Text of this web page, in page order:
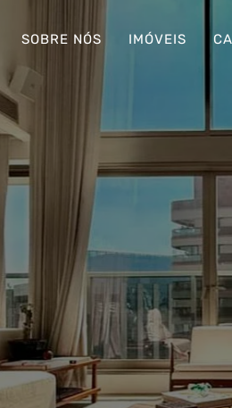
SOBRE NÓS IMÓVEIS
estilo nova-
no living, ao
em um dos
de São
DO IMÓVEL